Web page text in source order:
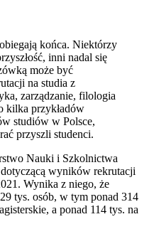
końca. Niektórzy
inni nadal się
może być
na studia z
zarządzanie, filologia
kilka przykładów
studiów w Polsce,
przyszli studenci.
Nauki i Szkolnictwa
wyników rekrutacji
Wynika z niego, że
tys. osób, w tym ponad 314
a ponad 114 tys. na